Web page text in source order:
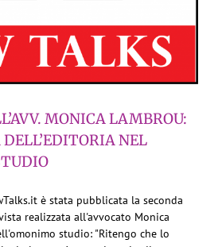
MONICA LAMBROU:
NEL
è stata pubblicata la seconda
realizzata all'avvocato Monica
studio: "Ritengo che lo